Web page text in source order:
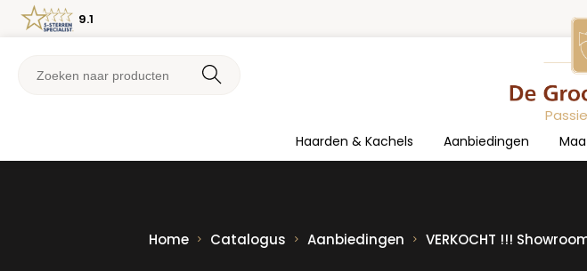
Haarden & Kachels Aanbiedingen
9.1
Home
Catalogus Aanbiedingen VERKOCHT !!!